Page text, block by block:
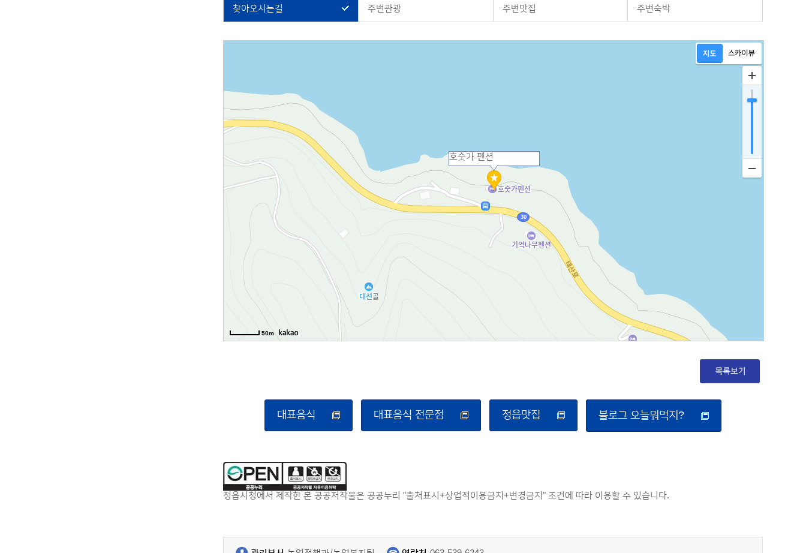
찾아오시는길 주변관광 주변맛집 주변숙박
호숫가 펜션
50m
대표음식 대표음식 전문점 정읍맛집 블로그 오늘뭐먹지?
정읍시청에서 제작한 본 공공저작물은 공공누리 "출처표시+상업적이용금지+변경금지" 조건에 따라 이용할 수 있습니다.